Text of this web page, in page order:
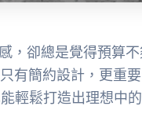
，卻總是覺得預算
有簡約設計，更重
輕鬆打造出理想中